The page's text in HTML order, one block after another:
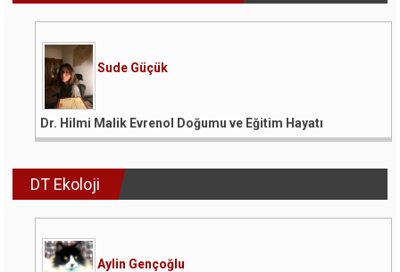
Sude Güçük
Dr. Hilmi Malik Evrenol Doğumu ve Eğitim Hayatı
DT Ekoloji
Aylin Gençoğlu